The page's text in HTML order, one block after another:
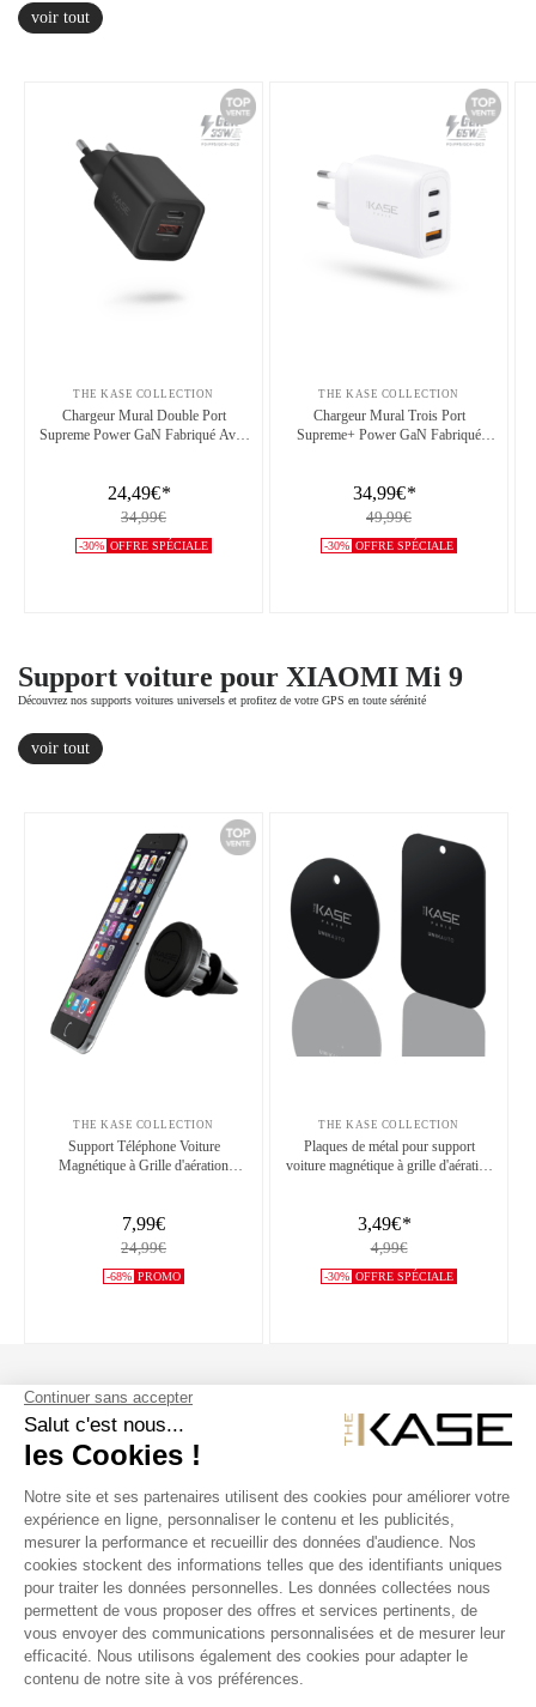
voir tout
THE KASE COLLECTION
Chargeur Mural Double Port
Supreme Power GaN Fabriqué Avec
24,49€*
34,99€
-30% OFFRE SPÉCIALE
THE KASE COLLECTION
Chargeur Mural Trois Port
Supreme+ Power GaN Fabriqué
34,99€*
49,99€
-30% OFFRE SPÉCIALE
Support voiture pour XIAOMI Mi 9
Découvrez nos supports voitures universels et profitez de votre GPS en toute sérénité
voir tout
THE KASE COLLECTION
Support Téléphone Voiture
Magnétique à Grille d'aération
7,99€
24,99€
-68% PROMO
THE KASE COLLECTION
Plaques de métal pour support
voiture magnétique à grille d'aération
3,49€*
4,99€
-30% OFFRE SPÉCIALE
NOS PRODUITS
THE KASE